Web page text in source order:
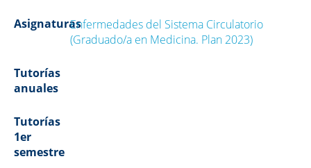
AsignaturasEnfermedades del Sistema Circulatorio
(Graduado/a en Medicina. Plan 2023)
Tutorías
anuales
Tutorías
1er
semestre